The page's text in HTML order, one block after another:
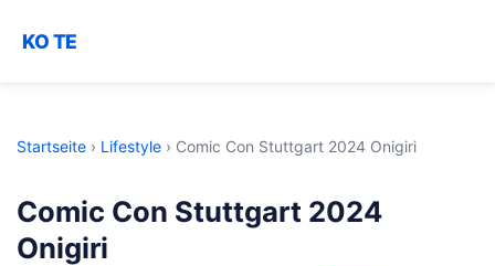
KO TE
Startseite › Lifestyle › Comic Con Stuttgart 2024 Onigiri
Comic Con Stuttgart 2024
Onigiri